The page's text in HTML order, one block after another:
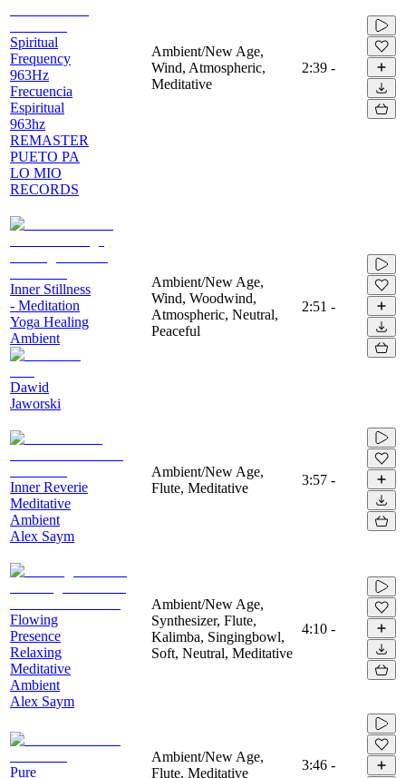
Spiritual
Frequency
963Hz
Frecuencia
Espiritual
963hz
REMASTER
PUETO PA
LO MIO
RECORDS
Ambient/New Age,
Wind, Atmospheric,
Meditative
2:39 -
Inner Stillness
- Meditation
Yoga Healing
Ambient
Dawid
Jaworski
Ambient/New Age,
Wind, Woodwind,
Atmospheric, Neutral,
Peaceful
2:51 -
Inner Reverie
Meditative
Ambient
Alex Saym
Ambient/New Age,
Flute, Meditative
3:57 -
Flowing
Presence
Relaxing
Meditative
Ambient
Alex Saym
Ambient/New Age,
Synthesizer, Flute,
Kalimba, Singingbowl,
Soft, Neutral, Meditative
4:10 -
Pure
Ambient/New Age,
Flute, Meditative
3:46 -